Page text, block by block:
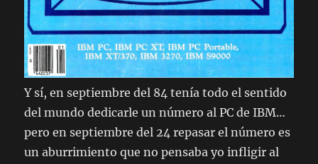
Y sí, en septiembre del 84 tenía todo el sentido
del mundo dedicarle un número al PC de IBM…
pero en septiembre del 24 repasar el número es
un aburrimiento que no pensaba yo infligir al